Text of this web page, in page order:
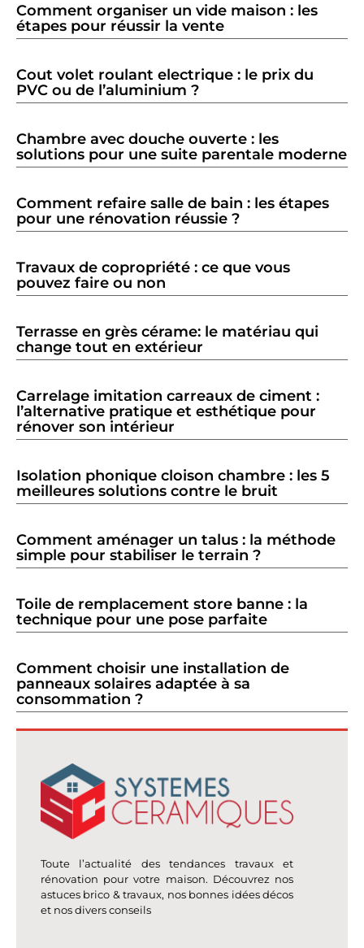
Comment organiser un vide maison : les
étapes pour réussir la vente
Cout volet roulant electrique : le prix du
PVC ou de l’aluminium ?
Chambre avec douche ouverte : les
solutions pour une suite parentale moderne
Comment refaire salle de bain : les étapes
pour une rénovation réussie ?
Travaux de copropriété : ce que vous
pouvez faire ou non
Terrasse en grès cérame: le matériau qui
change tout en extérieur
Carrelage imitation carreaux de ciment :
l’alternative pratique et esthétique pour
rénover son intérieur
Isolation phonique cloison chambre : les 5
meilleures solutions contre le bruit
Comment aménager un talus : la méthode
simple pour stabiliser le terrain ?
Toile de remplacement store banne : la
technique pour une pose parfaite
Comment choisir une installation de
panneaux solaires adaptée à sa
consommation ?
Toute l’actualité des tendances travaux et
rénovation pour votre maison. Découvrez nos
astuces brico & travaux, nos bonnes idées décos
et nos divers conseils